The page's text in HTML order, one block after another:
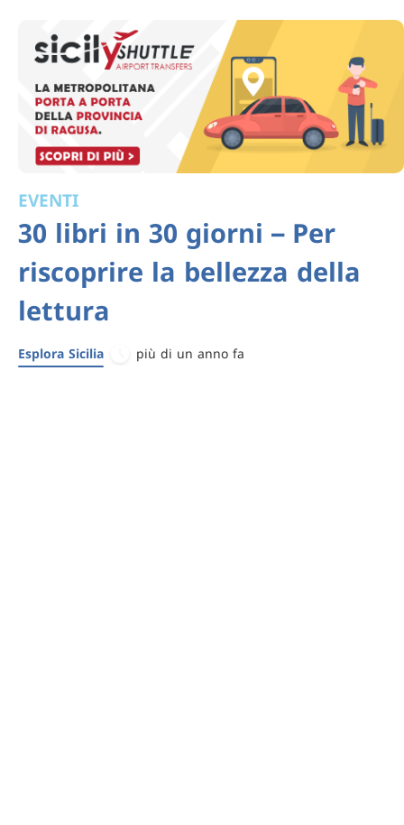
EVENTI
30 libri in 30 giorni – Per
riscoprire la bellezza della
lettura
Esplora Sicilia più di un anno fa